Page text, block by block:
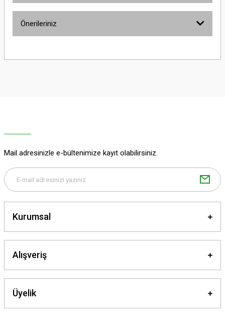
Önerileriniz
Bu ürüne benzer farklı alternatifler olmalı.
Mail adresinizle e-bültenimize kayıt olabilirsiniz.
Kurumsal
Alışveriş
Üyelik